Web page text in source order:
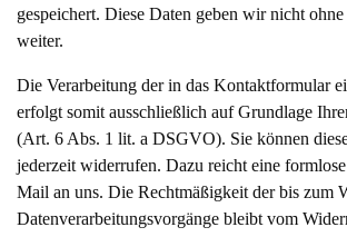
gespeichert. Diese Daten geben wir nicht
weiter.
Die Verarbeitung der in das Kontaktformular
erfolgt somit ausschließlich auf Grundlage
(Art. 6 Abs. 1 lit. a DSGVO). Sie können
jederzeit widerrufen. Dazu reicht eine
Mail an uns. Die Rechtmäßigkeit der bis zum
Datenverarbeitungsvorgänge bleibt vom